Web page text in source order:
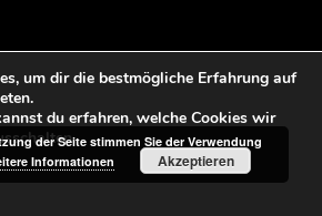
Uhr, Burg Beeskow, Frankfurter Str. 23,
18.00 Uhr, Gedenkstätte Lindenstraße,
**
um dir die bestmögliche Erfahrung auf
du erfahren, welche Cookies wir
der Seite stimmen Sie der Verwendung
Informationen Akzeptieren